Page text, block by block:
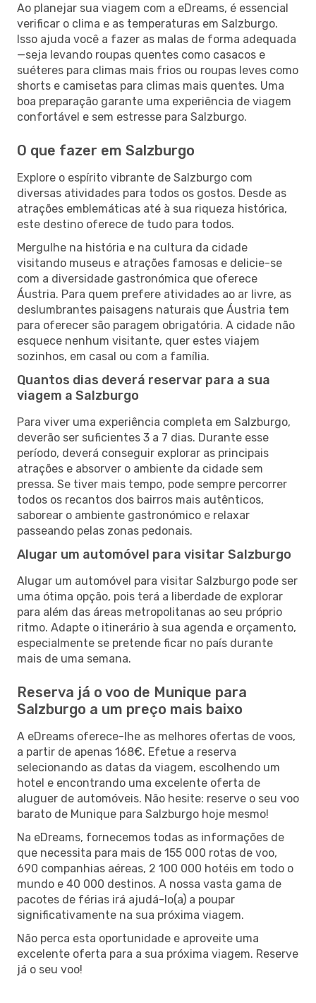
Ao planejar sua viagem com a eDreams, é essencial
verificar o clima e as temperaturas em Salzburgo.
Isso ajuda você a fazer as malas de forma adequada
—seja levando roupas quentes como casacos e
suéteres para climas mais frios ou roupas leves como
shorts e camisetas para climas mais quentes. Uma
boa preparação garante uma experiência de viagem
confortável e sem estresse para Salzburgo.
O que fazer em Salzburgo
Explore o espírito vibrante de Salzburgo com
diversas atividades para todos os gostos. Desde as
atrações emblemáticas até à sua riqueza histórica,
este destino oferece de tudo para todos.
Mergulhe na história e na cultura da cidade
visitando museus e atrações famosas e delicie-se
com a diversidade gastronómica que oferece
Áustria. Para quem prefere atividades ao ar livre, as
deslumbrantes paisagens naturais que Áustria tem
para oferecer são paragem obrigatória. A cidade não
esquece nenhum visitante, quer estes viajem
sozinhos, em casal ou com a família.
Quantos dias deverá reservar para a sua
viagem a Salzburgo
Para viver uma experiência completa em Salzburgo,
deverão ser suficientes 3 a 7 dias. Durante esse
período, deverá conseguir explorar as principais
atrações e absorver o ambiente da cidade sem
pressa. Se tiver mais tempo, pode sempre percorrer
todos os recantos dos bairros mais autênticos,
saborear o ambiente gastronómico e relaxar
passeando pelas zonas pedonais.
Alugar um automóvel para visitar Salzburgo
Alugar um automóvel para visitar Salzburgo pode ser
uma ótima opção, pois terá a liberdade de explorar
para além das áreas metropolitanas ao seu próprio
ritmo. Adapte o itinerário à sua agenda e orçamento,
especialmente se pretende ficar no país durante
mais de uma semana.
Reserva já o voo de Munique para
Salzburgo a um preço mais baixo
A eDreams oferece-lhe as melhores ofertas de voos,
a partir de apenas 168€. Efetue a reserva
selecionando as datas da viagem, escolhendo um
hotel e encontrando uma excelente oferta de
aluguer de automóveis. Não hesite: reserve o seu voo
barato de Munique para Salzburgo hoje mesmo!
Na eDreams, fornecemos todas as informações de
que necessita para mais de 155 000 rotas de voo,
690 companhias aéreas, 2 100 000 hotéis em todo o
mundo e 40 000 destinos. A nossa vasta gama de
pacotes de férias irá ajudá-lo(a) a poupar
significativamente na sua próxima viagem.
Não perca esta oportunidade e aproveite uma
excelente oferta para a sua próxima viagem. Reserve
já o seu voo!